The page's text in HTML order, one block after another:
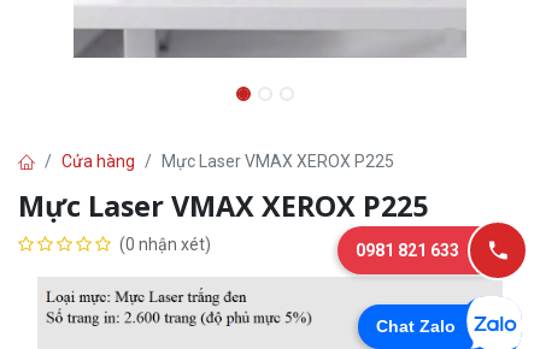
Cửa hàng Mực Laser VMAX XEROX P225
Mực Laser VMAX XEROX P225
(0 nhận xét)
Chat Zalo
0981 821 633